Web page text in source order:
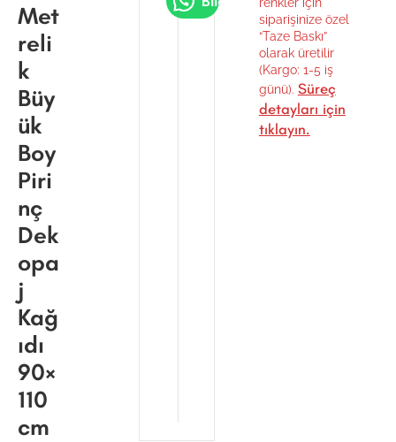
Met
reli
k
Büy
ük
Boy
Piri
nç
Dek
opa
j
Kağ
ıdı
90×
110
cm
siparişinize özel
“Taze Baskı”
olarak üretilir
(Kargo: 1-5 iş
günü). Süreç
detayları için
tıklayın.